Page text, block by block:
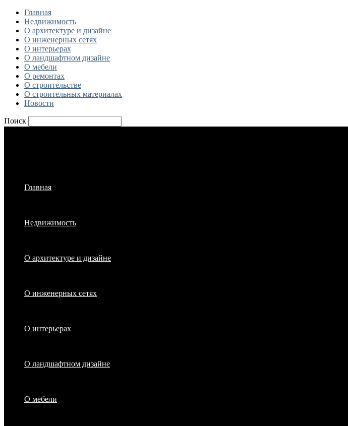
Главная
Недвижимость
О архитектуре и дизайне
О инженерных сетях
О интерьерах
О ландшафтном дизайне
О мебели
О ремонтах
О строительстве
О строительных материалах
Новости
Поиск
Главная
Недвижимость
О архитектуре и дизайне
О инженерных сетях
О интерьерах
О ландшафтном дизайне
О мебели